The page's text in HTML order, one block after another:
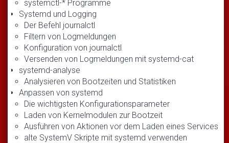
systemctl-* Programme
Systemd und Logging
Der Befehl journalctl
Filtern von Logmeldungen
Konfiguration von journalctl
Versenden von Logmeldungen mit systemd-cat
systemd-analyse
Analysieren von Bootzeiten und Statistiken
Anpassen von systemd
Die wichtigsten Konfigurationsparameter
Laden von Kernelmodulen zur Bootzeit
Ausführen von Aktionen vor dem Laden eines Services
alte SystemV Skripte mit systemd verwenden